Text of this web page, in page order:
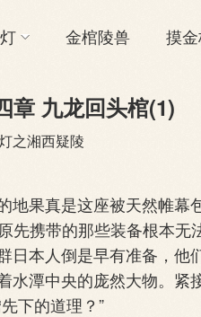
金棺陵兽 摸
章 九龙回头棺(1)
之湘西疑陵
果真是这座被天然帷幕
先携带的那些装备根本
日本人倒是早有准备，
水潭中央的庞然大物。
下的道理？”